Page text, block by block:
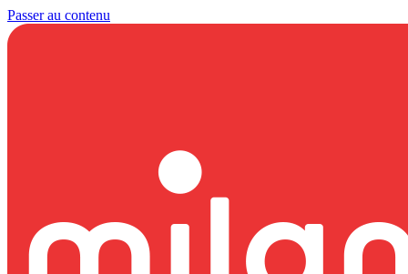
Passer au contenu